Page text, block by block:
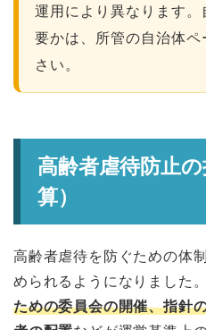
運用により異なります
要かは、所管の自治体
さい。
高齢者虐待防止
算）
高齢者虐待を防ぐための体
められるようになりました
ための委員会の開催、指針